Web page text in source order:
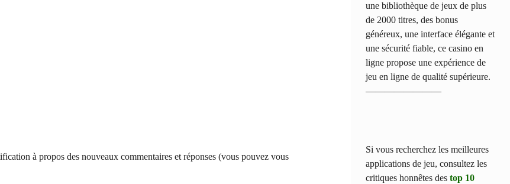
à propos des nouveaux commentaires et réponses (vous pouvez vous
une bibliothèque de jeux de plus
de 2000 titres, des bonus
généreux, une interface élégante et
une sécurité fiable, ce casino en
ligne propose une expérience de
jeu en ligne de qualité supérieure.
————————
Si vous recherchez les meilleures
applications de jeu, consultez les
critiques honnêtes destop 10